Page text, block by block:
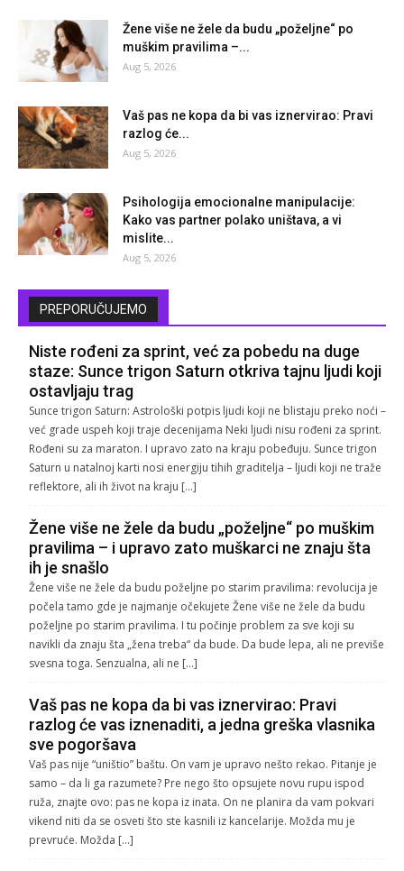
Žene više ne žele da budu „poželjne“ po
muškim pravilima –...
Aug 5, 2026
Vaš pas ne kopa da bi vas iznervirao: Pravi
razlog će...
Aug 5, 2026
Psihologija emocionalne manipulacije:
Kako vas partner polako uništava, a vi
mislite...
Aug 5, 2026
PREPORUČUJEMO
Niste rođeni za sprint, već za pobedu na duge
staze: Sunce trigon Saturn otkriva tajnu ljudi koji
ostavljaju trag
Sunce trigon Saturn: Astrološki potpis ljudi koji ne blistaju preko noći –
već grade uspeh koji traje decenijama Neki ljudi nisu rođeni za sprint.
Rođeni su za maraton. I upravo zato na kraju pobeđuju. Sunce trigon
Saturn u natalnoj karti nosi energiju tihih graditelja – ljudi koji ne traže
reflektore, ali ih život na kraju […]
Žene više ne žele da budu „poželjne“ po muškim
pravilima – i upravo zato muškarci ne znaju šta
ih je snašlo
Žene više ne žele da budu poželjne po starim pravilima: revolucija je
počela tamo gde je najmanje očekujete Žene više ne žele da budu
poželjne po starim pravilima. I tu počinje problem za sve koji su
navikli da znaju šta „žena treba“ da bude. Da bude lepa, ali ne previše
svesna toga. Senzualna, ali ne […]
Vaš pas ne kopa da bi vas iznervirao: Pravi
razlog će vas iznenaditi, a jedna greška vlasnika
sve pogoršava
Vaš pas nije “uništio” baštu. On vam je upravo nešto rekao. Pitanje je
samo – da li ga razumete? Pre nego što opsujete novu rupu ispod
ruža, znajte ovo: pas ne kopa iz inata. On ne planira da vam pokvari
vikend niti da se osveti što ste kasnili iz kancelarije. Možda mu je
prevruće. Možda […]